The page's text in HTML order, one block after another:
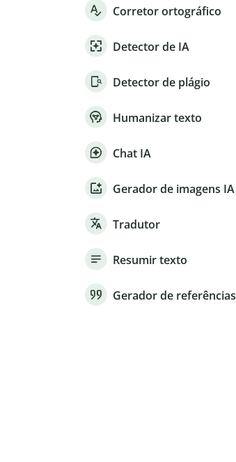
Corretor ortográfico
Detector de IA
Detector de plágio
Humanizar texto
Chat IA
Gerador de imagens IA
Tradutor
Resumir texto
Gerador de referências